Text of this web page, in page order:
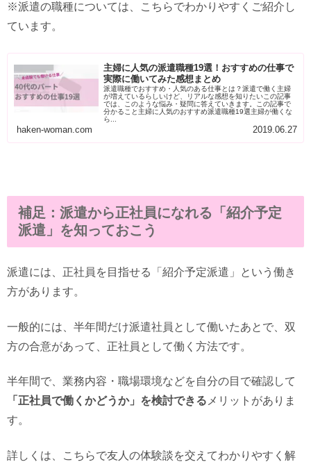
※派遣の職種については、こちらでわかりやすくご紹介し
ています。
主婦に人気の派遣職種19選！おすすめの仕事で
実際に働いてみた感想まとめ
派遣職種でおすすめ・人気のある仕事とは？派遣で働く主婦
が増えているらしいけど、リアルな感想を知りたいこの記事
では、このような悩み・疑問に答えていきます。この記事で
分かること主婦に人気のおすすめ派遣職種19選主婦が働くな
ら...
haken-woman.com 2019.06.27
補足：派遣から正社員になれる「紹介予定
派遣」を知っておこう
派遣には、正社員を目指せる「紹介予定派遣」という働き
方があります。
一般的には、半年間だけ派遣社員として働いたあとで、双
方の合意があって、正社員として働く方法です。
半年間で、業務内容・職場環境などを自分の目で確認して
「正社員で働くかどうか」を検討できる メリットがありま
す。
詳しくは、こちらで友人の体験談を交えてわかりやすく解